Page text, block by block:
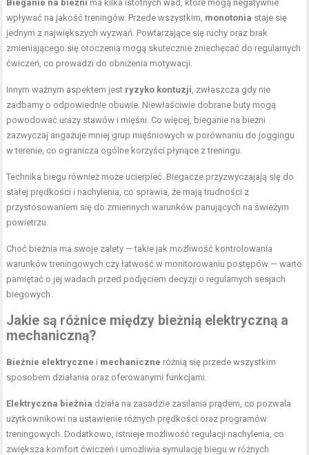
Bieganie na bieżni ma kilka istotnych wad, które mogą negatywnie
wpływać na jakość treningów. Przede wszystkim, monotonia staje się
jednym z największych wyzwań. Powtarzające się ruchy oraz brak
zmieniającego się otoczenia mogą skutecznie zniechęcać do regularnych
ćwiczeń, co prowadzi do obniżenia motywacji.
Innym ważnym aspektem jest ryzyko kontuzji , zwłaszcza gdy nie
zadbamy o odpowiednie obuwie. Niewłaściwie dobrane buty mogą
powodować urazy stawów i mięśni. Co więcej, bieganie na bieżni
zazwyczaj angażuje mniej grup mięśniowych w porównaniu do joggingu
w terenie, co ogranicza ogólne korzyści płynące z treningu.
Technika biegu również może ucierpieć. Biegacze przyzwyczajają się do
stałej prędkości i nachylenia, co sprawia, że mają trudności z
przystosowaniem się do zmiennych warunków panujących na świeżym
powietrzu.
Choć bieżnia ma swoje zalety — takie jak możliwość kontrolowania
warunków treningowych czy łatwość w monitorowaniu postępów — warto
pamiętać o jej wadach przed podjęciem decyzji o regularnych sesjach
biegowych.
Jakie są różnice między bieżnią elektryczną a
mechaniczną?
Bieżnie elektryczne i mechaniczne różnią się przede wszystkim
sposobem działania oraz oferowanymi funkcjami.
Elektryczna bieżnia działa na zasadzie zasilania prądem, co pozwala
użytkownikowi na ustawienie różnych prędkości oraz programów
treningowych. Dodatkowo, istnieje możliwość regulacji nachylenia, co
zwiększa komfort ćwiczeń i umożliwia symulację biegu w różnych